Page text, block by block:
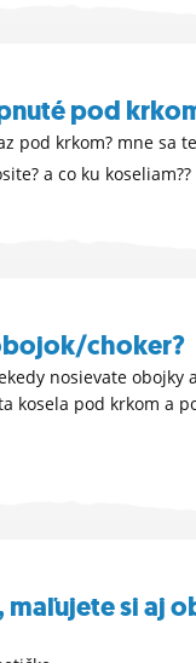
pod
pod krkom? mne sa
a co ku koseliam??
choker?
nosievate obojky
kosela pod krkom a
maľujete si aj